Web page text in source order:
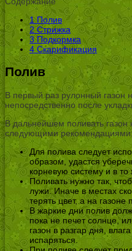
1Полив
2Стрижка
3Подкормка
4 Скарификация
Полив
В первый раз рулонный газон
непосредственно после
В дальнейшем поливать газон
следующими
Для полива следует
образом, удастся
корневую систему и в
Поливать нужно так,
лужи. Иначе в местах
терять цвет, а на
В жаркие дни полив
пока не печет солнце,
газон в разгар дня,
испаряться.